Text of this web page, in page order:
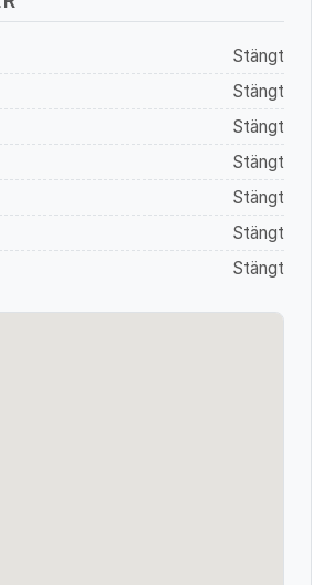
Stängt
Stängt
Stängt
Stängt
Stängt
Stängt
Stängt